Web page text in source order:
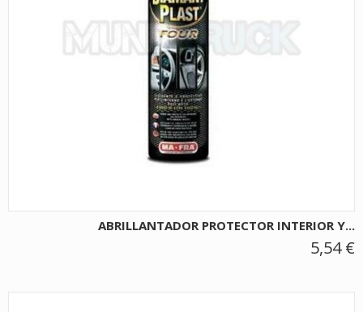
ABRILLANTADOR PROTECTOR INTERIOR Y...
5,54 €